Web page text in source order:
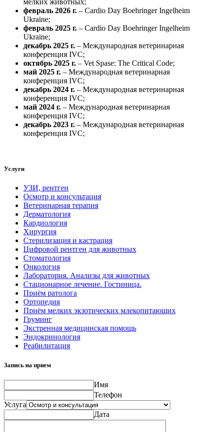
мелких животных;
февраль 2026 г. – Cardio Day Boehringer Ingelheim
Ukraine;
февраль 2025 г. – Cardio Day Boehringer Ingelheim
Ukraine;
декабрь 2025 г. – Международная ветеринарная
конференция IVC;
октябрь 2025 г. – Vet Spase: The Critical Code;
май 2025 г. – Международная ветеринарная
конференция IVC;
декабрь 2024 г. – Международная ветеринарная
конференция IVC;
май 2024 г. – Международная ветеринарная
конференция IVC;
декабрь 2023 г. – Международная ветеринарная
конференция IVC;
Услуги
УЗИ, рентген
Осмотр и консультация
Ветеринарная терапия
Дерматология
Кардиология
Хирургия
Стерилизация и кастрация
Цифровой рентген для животных
Стоматология
Онкология
Лаборатория. Анализы для животных
Стационарное лечение. Гостиница.
Приём ратолога
Ортопедия
Приём мелких экзотических млекопитающих
Груминг
Экстренная медицинская помощь
Эндокринология
Реабилитация
Запись на прием
Имя
Телефон
Услуга
Дата